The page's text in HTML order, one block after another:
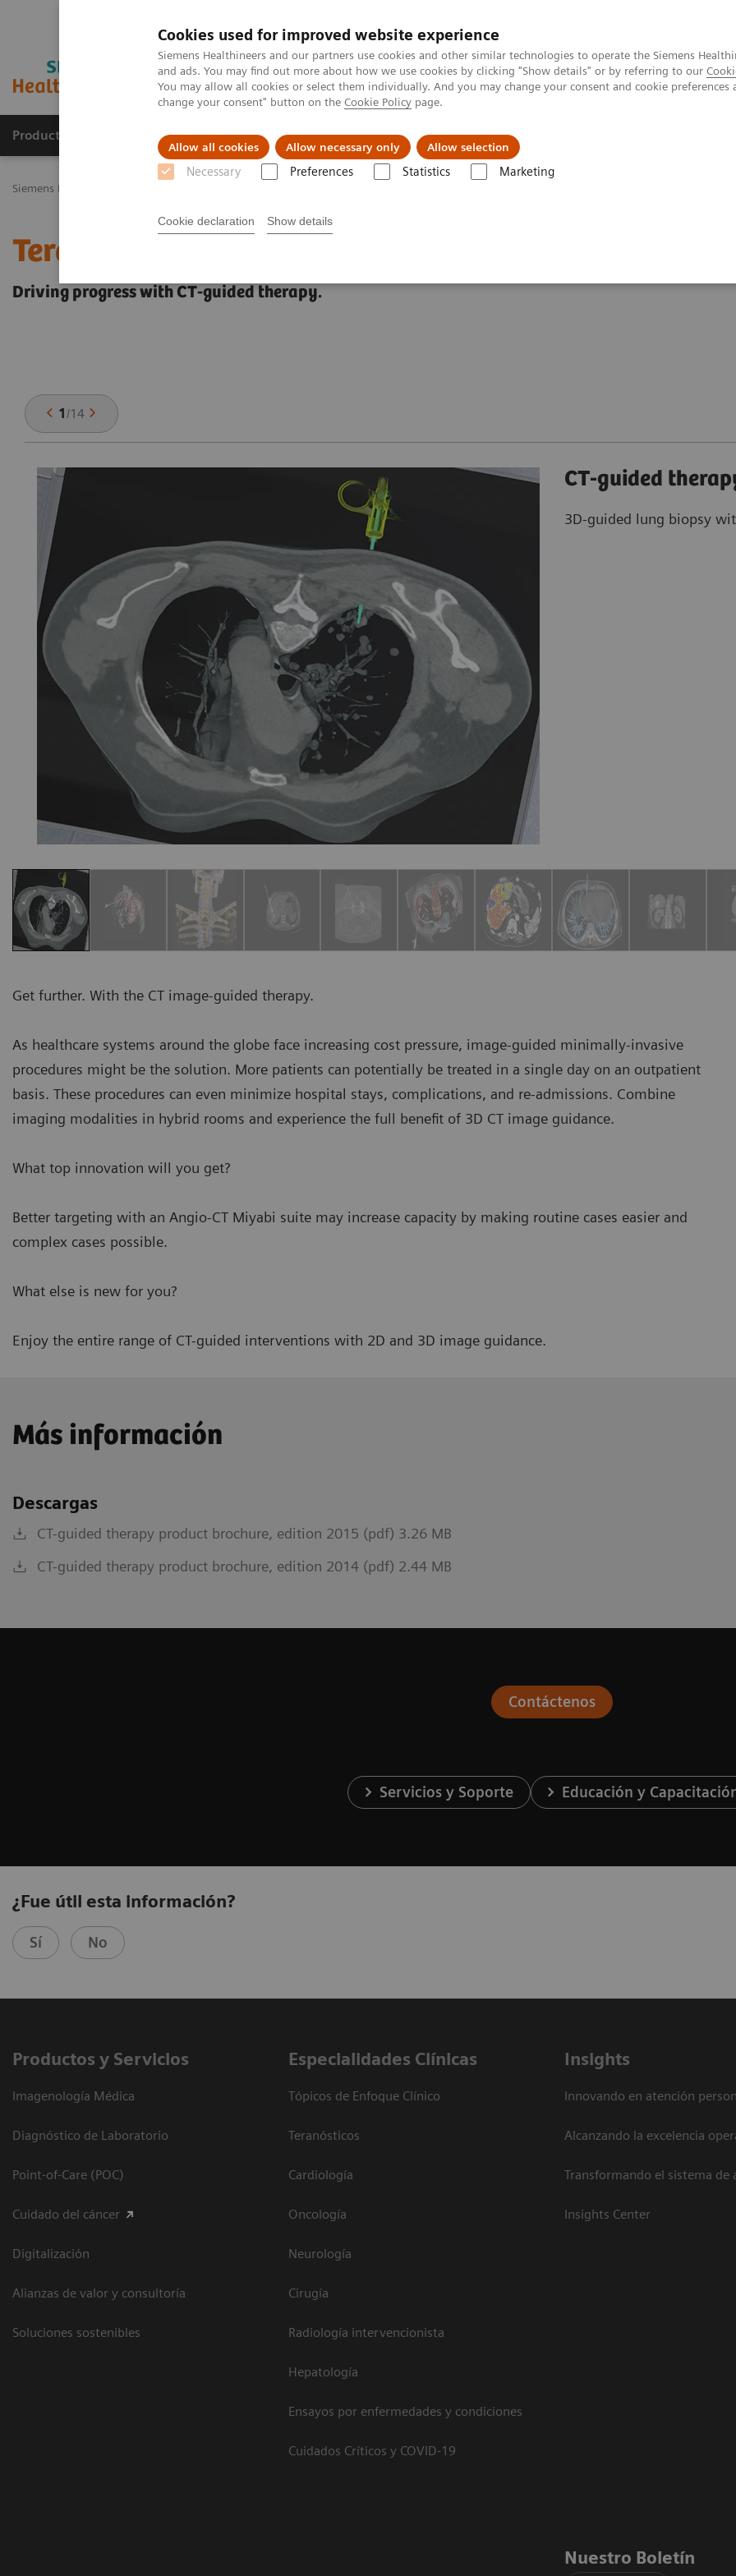
Cookies used for improved website experience
Siemens Healthineers and our partners use cookies and other similar technologies to operate the Siemens
and ads. You may find out more about how we use cookies by clicking "Show details" or by referring to our
You may allow all cookies or select them individually. And you may change your consent and cookie
change your consent" button on the Cookie Policy page.
Allow all cookies Allow necessary only Allow selection
Necessary Preferences Statistics Marketing
Cookie declaration Show details
Productos y servicios Especialidades Clínicas Servicios post venta
Siemens Healthineers Latinoamérica
Terapia guiada por CT
Driving progress with CT-guided therapy.
1/14
CT-guided
3D-guided lung biopsy
Get further. With the CT image-guided therapy.
As healthcare systems around the globe face increasing cost pressure, image-guided minimally-invasive
procedures might be the solution. More patients can potentially be treated in a single day on an outpatient
basis. These procedures can even minimize hospital stays, complications, and re-admissions. Combine
imaging modalities in hybrid rooms and experience the full benefit of 3D CT image guidance.
What top innovation will you get?
Better targeting with an Angio-CT Miyabi suite may increase capacity by making routine cases easier and
complex cases possible.
What else is new for you?
Enjoy the entire range of CT-guided interventions with 2D and 3D image guidance.
Más información
Descargas
CT-guided therapy product brochure, edition 2015 (pdf) 3.26 MB
CT-guided therapy product brochure, edition 2014 (pdf) 2.44 MB
Contáctenos
Servicios y Soporte Educación y
¿Fue útil esta información?
Sí No
Productos y Servicios
Imagenología Médica
Diagnóstico de Laboratorio
Point-of-Care (POC)
Cuidado del cáncer
Digitalización
Alianzas de valor y consultoría
Soluciones sostenibles
Especialidades Clínicas
Tópicos de Enfoque Clínico
Teranósticos
Cardiología
Oncología
Neurología
Cirugía
Radiología intervencionista
Hepatología
Ensayos por enfermedades y condiciones
Cuidados Críticos y COVID-19
Insights
Innovando en atención
Alcanzando la excelencia
Transformando el sistema de
Insights Center
Nuestro Boletín